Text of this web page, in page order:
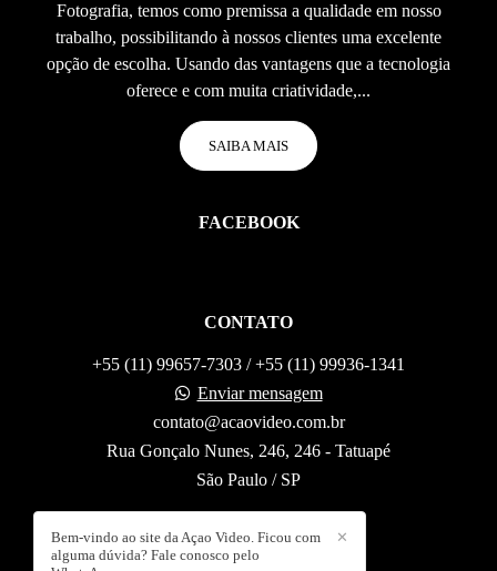
Fotografia, temos como premissa a qualidade em nosso
trabalho, possibilitando à nossos clientes uma excelente
opção de escolha. Usando das vantagens que a tecnologia
oferece e com muita criatividade,...
SAIBA MAIS
FACEBOOK
CONTATO
+55 (11) 99657-7303 / +55 (11) 99936-1341
Enviar mensagem
contato@acaovideo.com.br
Rua Gonçalo Nunes, 246, 246 - Tatuapé
São Paulo / SP
✕
Bem-vindo ao site da Açao Video. Ficou com
alguma dúvida? Fale conosco pelo